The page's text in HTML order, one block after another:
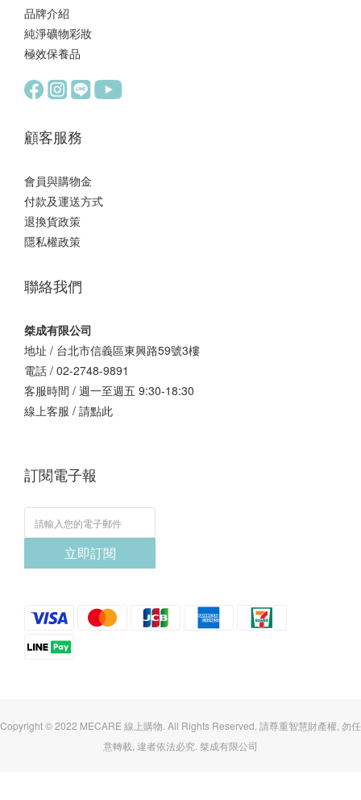
品牌介紹
純淨礦物彩妝
極效保養品
顧客服務
會員與購物金
付款及運送方式
退換貨政策
隱私權政策
聯絡我們
桀成有限公司
地址 / 台北市信義區東興路59號3樓
電話 / 02-2748-9891
客服時間 / 週一至週五 9:30-18:30
線上客服 / 請點此
訂閱電子報
立即訂閱
Copyright © 2022 MECARE 線上購物. All Rights Reserved. 請尊重智慧財產權, 勿任
意轉載, 違者依法必究. 桀成有限公司